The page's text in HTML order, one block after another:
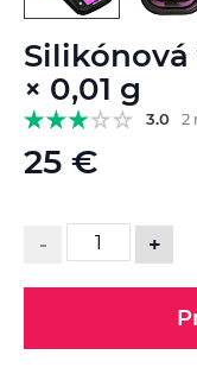
Silikónová
× 0,01 g
3.0 2
25 €
- +
na
začiatok
galérie
obrázkov